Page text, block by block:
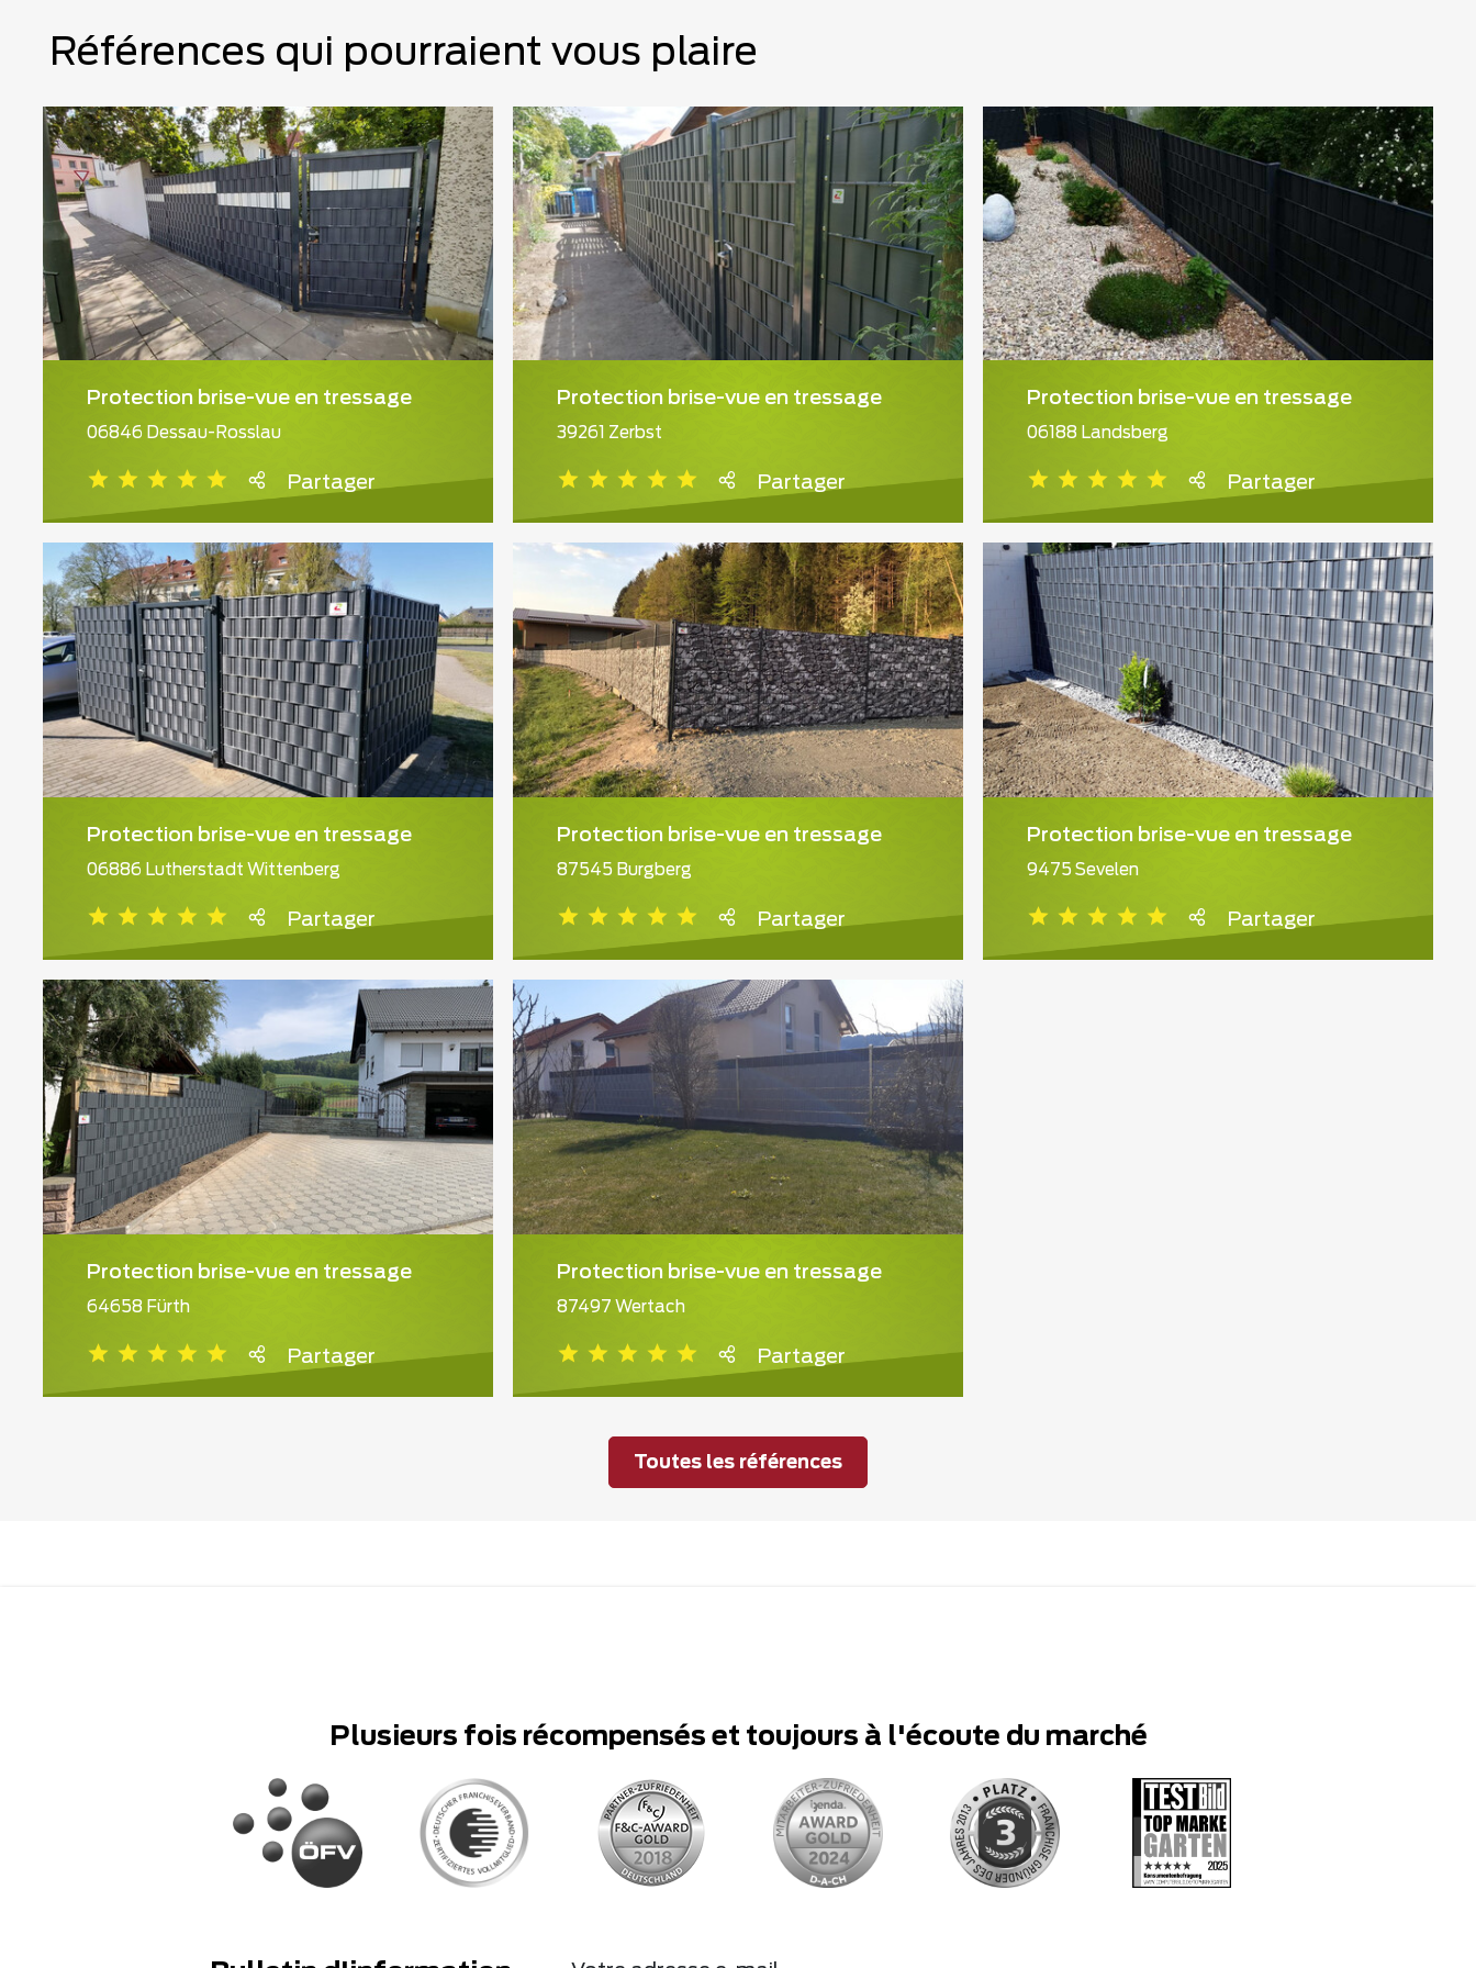
Références qui pourraient vous plaire
Protection brise-vue en tressage
06846 Dessau-Rosslau
Partager
Protection brise-vue en tressage
39261 Zerbst
Partager
Protection brise-vue en tressage
06188 Landsberg
Partager
Protection brise-vue en tressage
06886 Lutherstadt Wittenberg
Partager
Protection brise-vue en tressage
87545 Burgberg
Partager
Protection brise-vue en tressage
9475 Sevelen
Partager
Protection brise-vue en tressage
64658 Fürth
Partager
Protection brise-vue en tressage
87497 Wertach
Partager
Toutes les références
Plusieurs fois récompensés et toujours à l'écoute du marché